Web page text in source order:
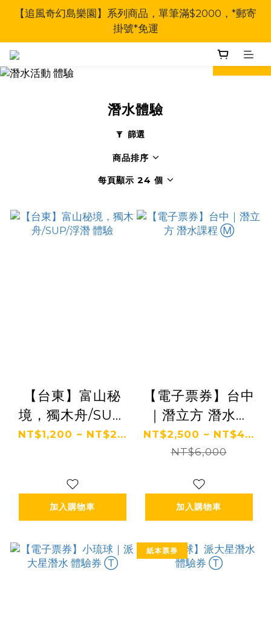
【追風奇幻島樂園】系列商品，單筆滿$2000，*郵寄
掛號*免運
prev next
潛水體驗
篩選
商品排序
每頁顯示 24 個
【台東】富山秘
境，獨木舟/SUP/
浮潛 體驗
NT$1,200 ~ NT$2...
加入購物車
【電子票券】台中
｜潛立方 潛水課
程 Ⓜ
NT$2,500 ~ NT$4...
NT$6,000
加入購物車
紙本票券